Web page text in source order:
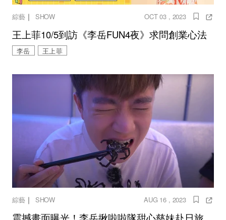
綜藝｜ SHOW OCT 03 , 2023
王上菲10/5到訪《李岳FUN4夜》求問創業心法
李岳 王上菲
綜藝｜ SHOW AUG 16 , 2023